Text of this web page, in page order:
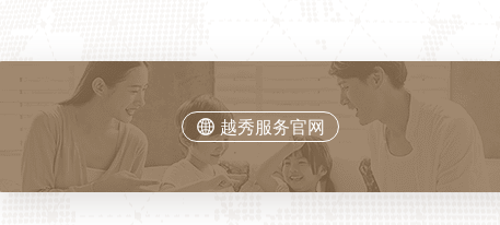
越秀服务官网